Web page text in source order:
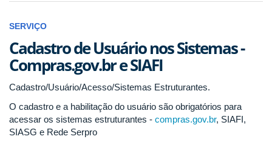
SERVIÇO
Cadastro de Usuário nos Sistemas -
Compras.gov.br e SIAFI
Cadastro/Usuário/Acesso/Sistemas Estruturantes.
O cadastro e a habilitação do usuário são obrigatórios para
acessar os sistemas estruturantes - compras.gov.br, SIAFI,
SIASG e Rede Serpro